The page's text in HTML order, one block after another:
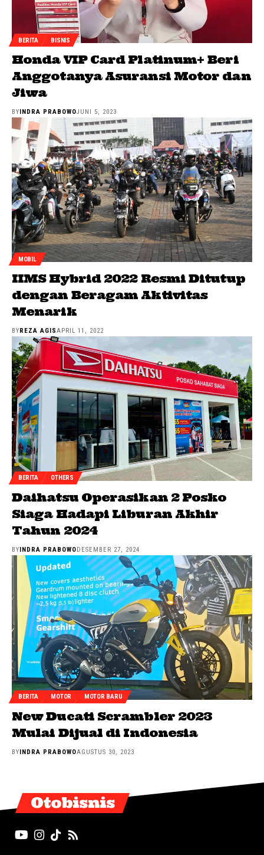
BERITA BISNIS
Honda VIP Card Platinum+ Beri
Anggotanya Asuransi Motor dan
Jiwa
BY INDRA PRABOWOJUNI 5, 2023
MOBIL
IIMS Hybrid 2022 Resmi Ditutup
dengan Beragam Aktivitas
Menarik
BY REZA AGISAPRIL 11, 2022
BERITA OTHERS
Daihatsu Operasikan 2 Posko
Siaga Hadapi Liburan Akhir
Tahun 2024
BYINDRA PRABOWODESEMBER 27, 2024
BERITA MOTOR MOTOR BARU
New Ducati Scrambler 2023
Mulai Dijual di Indonesia
BYINDRA PRABOWOAGUSTUS 30, 2023
Otobisnis